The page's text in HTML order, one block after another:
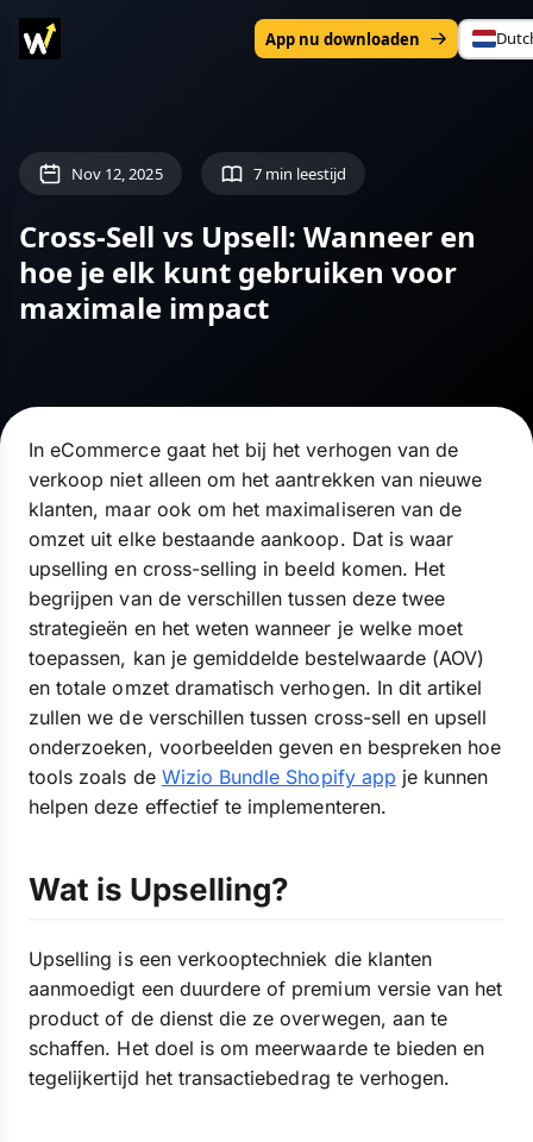
App nu downloaden
Nov 12, 2025 7 min leestijd
Cross-Sell vs Upsell: Wanneer en
hoe je elk kunt gebruiken voor
maximale impact
In eCommerce gaat het bij het verhogen van de
verkoop niet alleen om het aantrekken van nieuwe
klanten, maar ook om het maximaliseren van de
omzet uit elke bestaande aankoop. Dat is waar
upselling en cross-selling in beeld komen. Het
begrijpen van de verschillen tussen deze twee
strategieën en het weten wanneer je welke moet
toepassen, kan je gemiddelde bestelwaarde (AOV)
en totale omzet dramatisch verhogen. In dit artikel
zullen we de verschillen tussen cross-sell en upsell
onderzoeken, voorbeelden geven en bespreken hoe
tools zoals de Wizio Bundle Shopify app je kunnen
helpen deze effectief te implementeren.
Wat is Upselling?
Upselling is een verkooptechniek die klanten
aanmoedigt een duurdere of premium versie van het
product of de dienst die ze overwegen, aan te
schaffen. Het doel is om meerwaarde te bieden en
tegelijkertijd het transactiebedrag te verhogen.